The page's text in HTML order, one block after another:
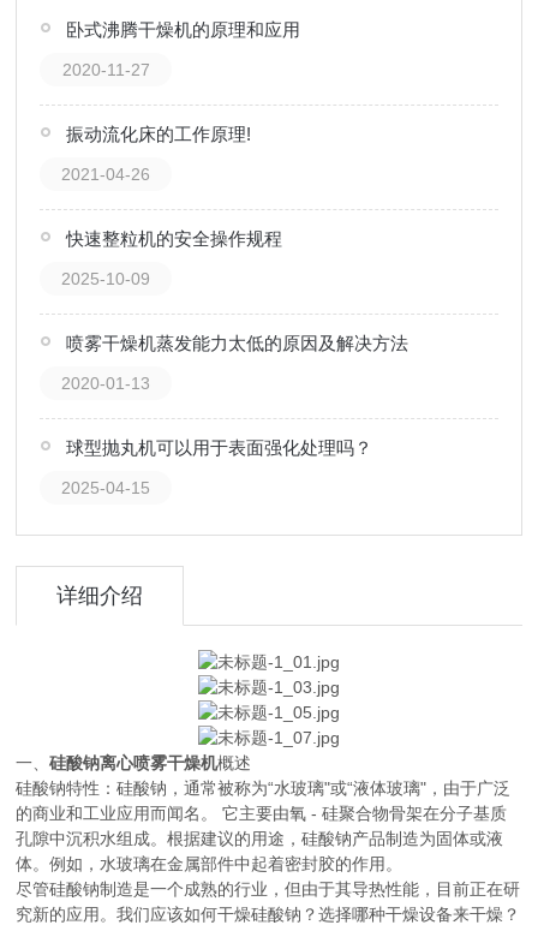
卧式沸腾干燥机的原理和应用
2020-11-27
振动流化床的工作原理!
2021-04-26
快速整粒机的安全操作规程
2025-10-09
喷雾干燥机蒸发能力太低的原因及解决方法
2020-01-13
球型抛丸机可以用于表面强化处理吗？
2025-04-15
详细介绍
一、硅酸钠离心喷雾干燥机概述
硅酸钠特性：硅酸钠，通常被称为“水玻璃"或“液体玻璃"，由于广泛
的商业和工业应用而闻名。 它主要由氧 - 硅聚合物骨架在分子基质
孔隙中沉积水组成。根据建议的用途，硅酸钠产品制造为固体或液
体。例如，水玻璃在金属部件中起着密封胶的作用。
尽管硅酸钠制造是一个成熟的行业，但由于其导热性能，目前正在研
究新的应用。我们应该如何干燥硅酸钠？选择哪种干燥设备来干燥？